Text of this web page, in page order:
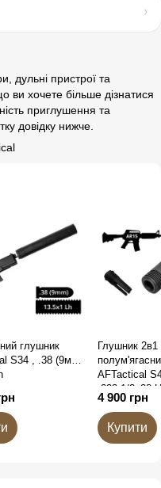
›
дульні пристрої та
ви хочете більше дізнатися
приглушення та
довідку нижче.
глушник
S34 , .38 (9мм),
Глушник 2в1
AFTactical
.223 1/2x28
4 900 грн
Купити